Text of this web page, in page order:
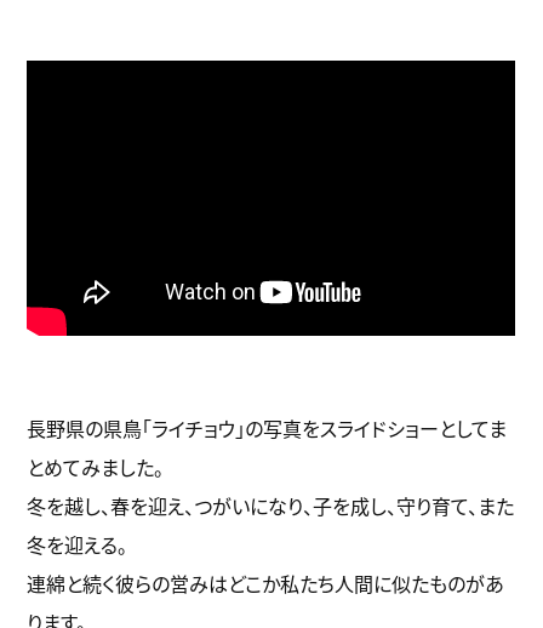
長野県の県鳥「ライチョウ」の写真をスライドショーとしてま
とめてみました。
冬を越し、春を迎え、つがいになり、子を成し、守り育て、また
冬を迎える。
連綿と続く彼らの営みはどこか私たち人間に似たものがあ
ります。